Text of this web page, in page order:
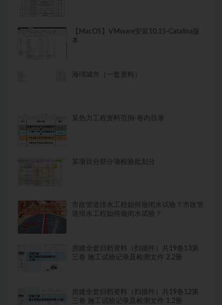
【MacOS】VMware安装10.15-Catalina版
本
海绵城市（一套资料）
某热力工程资料范例-卷内目录
某项目分部分项检验批划分
市政管道排水工程如何做闭水试验？市政管
道排水工程如何做闭水试验？
房建全套归档资料（扫描件）共19卷13第
三卷 施工试验记录及检测文件 2.2册
房建全套归档资料（扫描件）共19卷12第
三卷 施工试验记录及检测文件 1.2册